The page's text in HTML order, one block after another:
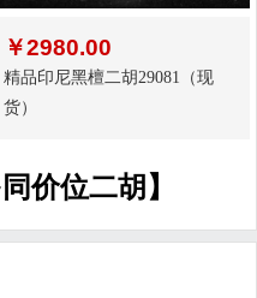
￥2980.00
精品印尼黑檀二胡29081（现
货）
价位二胡】